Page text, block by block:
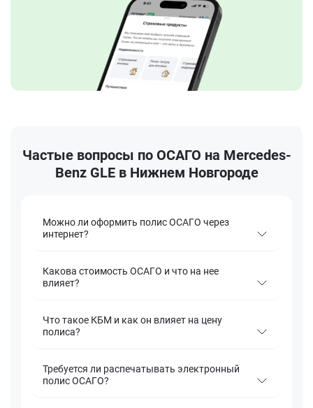
Частые вопросы по ОСАГО на Mercedes-
Benz GLE в Нижнем Новгороде
Можно ли оформить полис ОСАГО через
интернет?
Какова стоимость ОСАГО и что на нее
влияет?
Что такое КБМ и как он влияет на цену
полиса?
Требуется ли распечатывать электронный
полис ОСАГО?